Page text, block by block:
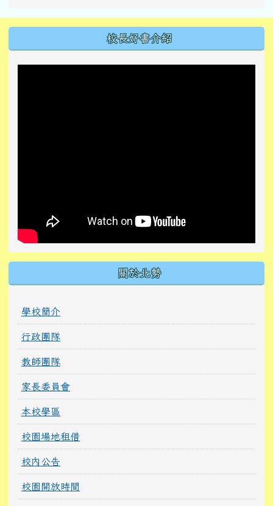
校長好書介紹
關於北勢
學校簡介
行政團隊
教師團隊
家長委員會
本校學區
校園場地租借
校內公告
校園開放時間